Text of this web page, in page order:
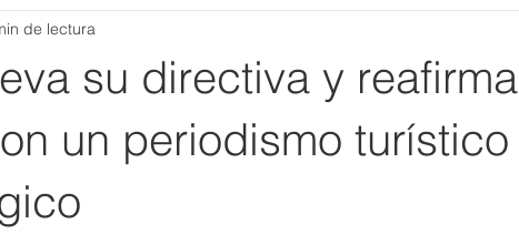
su directiva y reafirma
un periodismo turístico
de lectura